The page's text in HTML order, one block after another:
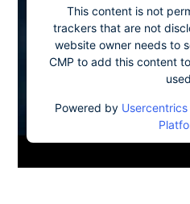
This content is not
trackers that are not
website owner needs to
CMP to add this content
Powered by